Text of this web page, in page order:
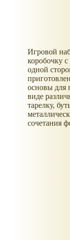
Игровой
коробочку
одной
основы для
виде
тарелку,
сочетания